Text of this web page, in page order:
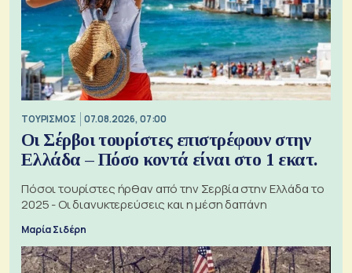
ΤΟΥΡΙΣΜΟΣ 07.08.2026, 07:00
Οι Σέρβοι τουρίστες επιστρέφουν στην
Ελλάδα – Πόσο κοντά είναι στο 1 εκατ.
Πόσοι τουρίστες ήρθαν από την Σερβία στην Ελλάδα το
2025 - Οι διανυκτερεύσεις και η μέση δαπάνη
Μαρία Σιδέρη